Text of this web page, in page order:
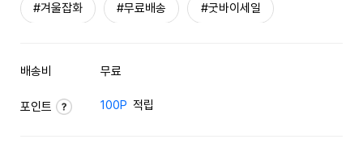
#겨울잡화 #무료배송 #굿바이세일
배송비 무료
포인트 100P 적립